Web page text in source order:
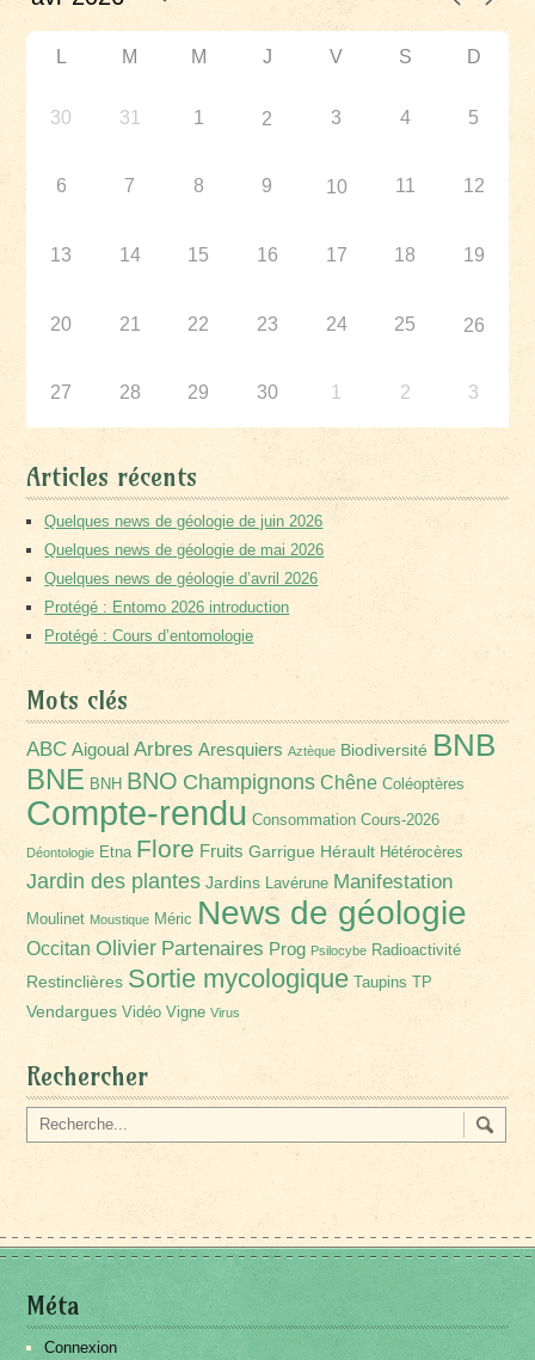
L M M J V S D
30 31 1 2 3 4 5
6 7 8 9 10 11 12
13 14 15 16 17 18 19
20 21 22 23 24 25 26
27 28 29 30 1 2 3
Articles récents
Quelques news de géologie de juin 2026
Quelques news de géologie de mai 2026
Quelques news de géologie d’avril 2026
Protégé : Entomo 2026 introduction
Protégé : Cours d’entomologie
Mots clés
ABC Aigoual Arbres Aresquiers Aztèque Biodiversité BNB
BNE BNH BNO Champignons Chêne Coléoptères
Compte-rendu Consommation Cours-2026
Déontologie Etna Flore Fruits Garrigue Hérault Hétérocères
Jardin des plantes Jardins Lavérune Manifestation
Moulinet Moustique Méric News de géologie
Occitan Olivier Partenaires Prog Psilocybe Radioactivité
Restinclières Sortie mycologique Taupins TP
Vendargues Vidéo Vigne Virus
Rechercher
Méta
Connexion